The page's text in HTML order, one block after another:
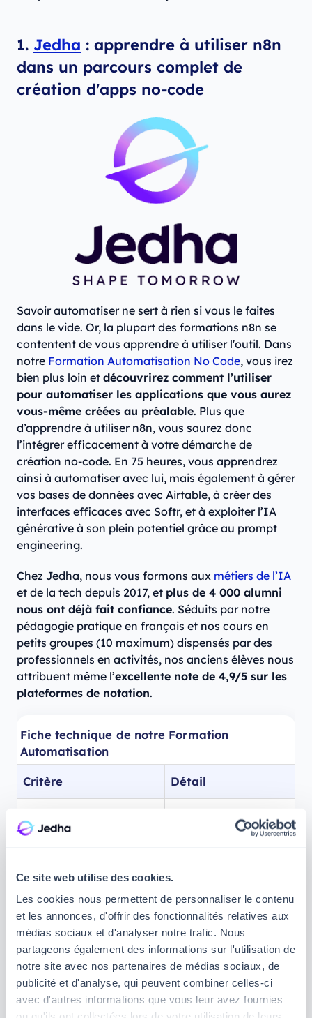
Ce site web utilise des cookies.
Les cookies nous permettent de personnaliser le contenu
et les annonces, d'offrir des fonctionnalités relatives aux
médias sociaux et d'analyser notre trafic. Nous
partageons également des informations sur l'utilisation de
notre site avec nos partenaires de médias sociaux, de
publicité et d'analyse, qui peuvent combiner celles-ci
avec d'autres informations que vous leur avez fournies
1. Jedha : apprendre à utiliser n8n
dans un parcours complet de
création d'apps no-code
Savoir automatiser ne sert à rien si vous le faites
dans le vide. Or, la plupart des formations n8n se
contentent de vous apprendre à utiliser l'outil. Dans
notre Formation Automatisation No Code, vous irez
bien plus loin et découvrirez comment l’utiliser
pour automatiser les applications que vous aurez
vous-même créées au préalable. Plus que
d’apprendre à utiliser n8n, vous saurez donc
l’intégrer efficacement à votre démarche de
création no-code. En 75 heures, vous apprendrez
ainsi à automatiser avec lui, mais également à gérer
vos bases de données avec Airtable, à créer des
interfaces efficaces avec Softr, et à exploiter l’IA
générative à son plein potentiel grâce au prompt
engineering.
Chez Jedha, nous vous formons aux métiers de l’IA
et de la tech depuis 2017, et plus de 4 000 alumni
nous ont déjà fait confiance. Séduits par notre
pédagogie pratique en français et nos cours en
petits groupes (10 maximum) dispensés par des
professionnels en activités, nos anciens élèves nous
attribuent même l’excellente note de 4,9/5 sur les
plateformes de notation.
Fiche technique de notre Formation
Automatisation
Critère Détail
Débutant, aucun
prérequis technique
temps plein ou
6 semaines temps
partiel)
Prix 1 500 €
Format
Présentiel
sur 17 campus
en France, en ligne ou